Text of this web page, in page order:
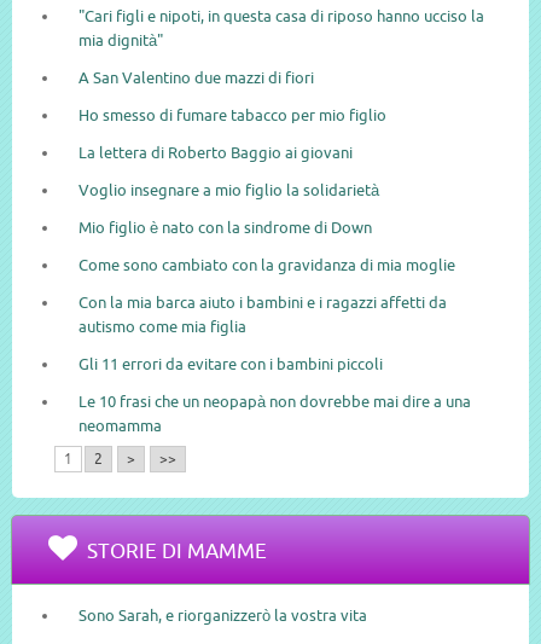
"Cari figli e nipoti, in questa casa di riposo hanno ucciso la
mia dignità"
A San Valentino due mazzi di fiori
Ho smesso di fumare tabacco per mio figlio
La lettera di Roberto Baggio ai giovani
Voglio insegnare a mio figlio la solidarietà
Mio figlio è nato con la sindrome di Down
Come sono cambiato con la gravidanza di mia moglie
Con la mia barca aiuto i bambini e i ragazzi affetti da
autismo come mia figlia
Gli 11 errori da evitare con i bambini piccoli
Le 10 frasi che un neopapà non dovrebbe mai dire a una
neomamma
1 2 > >>
STORIE DI MAMME
Sono Sarah, e riorganizzerò la vostra vita